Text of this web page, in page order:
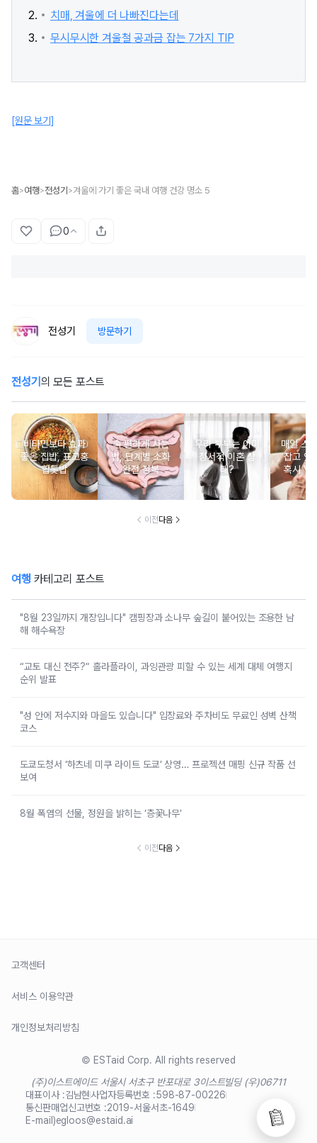
치매, 겨울에 더 나빠진다는데
무시무시한 겨울철 공과금 잡는 7가지 TIP
[원문 보기]
홈>여행>전성기 >겨울에 가기 좋은 국내 여행 건강 명소 5
0
전성기 방문하기
전성기 의 모든 포스트
비타민보다 효과
좋은 집밥, 표고홍
합톳밥
속 편하게 사는
법, 단계별 소화
완전 정복
우리 부부는 이미
정서적 이혼 상
태?
매일 스
잡고 있
혹시
이전다음
여행 카테고리 포스트
"8월 23일까지 개장입니다" 캠핑장과 소나무 숲길이 붙어있는 조용한 남
해 해수욕장
“교토 대신 전주?” 홀라플라이, 과잉관광 피할 수 있는 세계 대체 여행지
순위 발표
"성 안에 저수지와 마을도 있습니다" 입장료와 주차비도 무료인 성벽 산책
코스
도쿄도청서 ‘하츠네 미쿠 라이트 도쿄’ 상영… 프로젝션 매핑 신규 작품 선
보여
8월 폭염의 선물, 정원을 밝히는 ‘층꽃나무’
이전다음
고객센터
서비스 이용약관
개인정보처리방침
© ESTaid Corp. All rights reserved
(주)이스트에이드 서울시 서초구 반포대로 3이스트빌딩 (우)06711
대표이사 :김남현사업자등록번호 :598-87-00226
통신판매업신고번호 :2019-서울서초-1649
E-mail)egloos@estaid.ai